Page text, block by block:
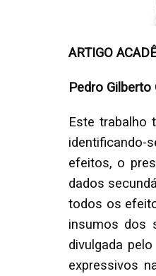
ARTIGO
Pedro
Este trabalho
identificando-
efeitos, o
dados
todos os
insumos dos
divulgada
expressivos